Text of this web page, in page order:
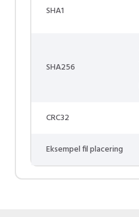
SHA1
SHA256
CRC32
Eksempel fil placering